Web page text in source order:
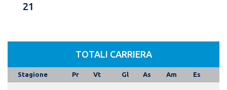
21
TOTALI CARRIERA
Stagione Pr Vt Gl As Am Es